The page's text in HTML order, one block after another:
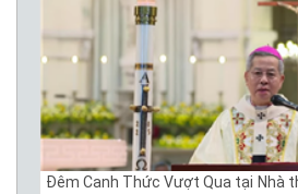
Đêm Canh Thức Vượt Qua tại Nhà